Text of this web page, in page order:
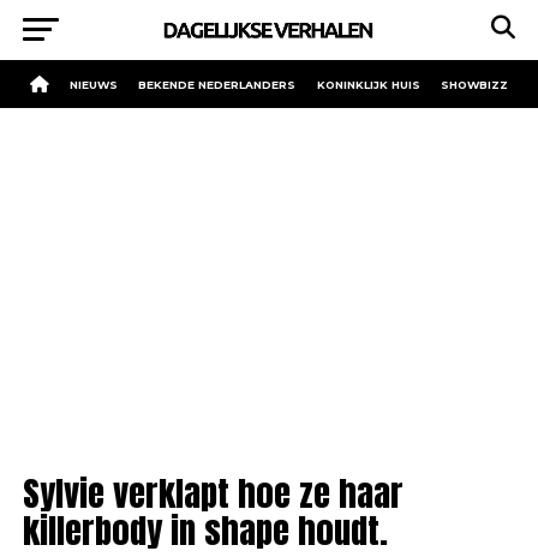
NIEUWS BEKENDE NEDERLANDERS KONINKLIJK HUIS SHOWBIZZ
Sylvie verklapt hoe ze haar
killerbody in shape houdt.